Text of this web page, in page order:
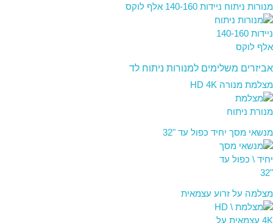
מנורות ניתוח ניידות 140-160 אלף לוקס
אביזרים משלימים למנורות ניתוח לד
מצלמת מנורה HD 4K
מנשאי מסך יחיד כפול עד "32
מצלמה על זרוע עצמאית